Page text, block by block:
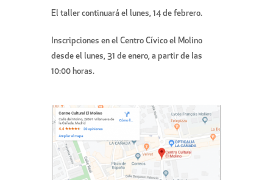
El taller continuará el lunes, 14 de febrero.
Inscripciones en el Centro Cívico el Molino
desde el lunes, 31 de enero, a partir de las
10:00 horas.